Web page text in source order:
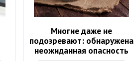
Многие даже не
подозревают: обнаружена
неожиданная опасность